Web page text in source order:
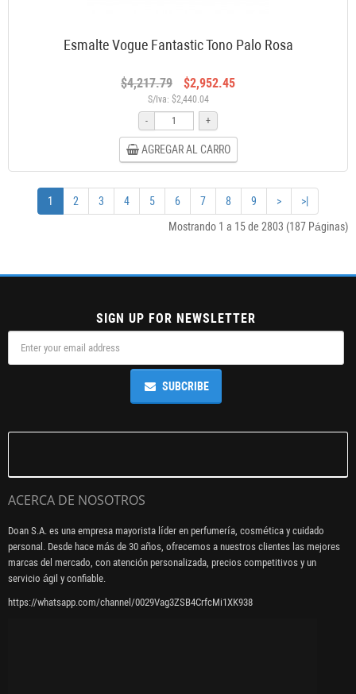
Esmalte Vogue Fantastic Tono Palo Rosa
$4,217.79 $2,952.45
S/Iva: $2,440.04
-
+
AGREGAR AL CARRO
1 2 3 4 5 6 7 8 9 >
>|
Mostrando 1 a 15 de 2803 (187 Páginas)
SIGN UP FOR NEWSLETTER
SUBCRIBE
ACERCA DE NOSOTROS
Doan S.A. es una empresa mayorista líder en perfumería, cosmética y cuidado
personal. Desde hace más de 30 años, ofrecemos a nuestros clientes las mejores
marcas del mercado, con atención personalizada, precios competitivos y un
servicio ágil y confiable.
https://whatsapp.com/channel/0029Vag3ZSB4CrfcMi1XK938